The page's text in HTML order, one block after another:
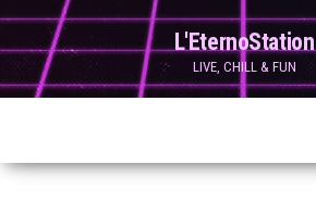
Skip
to
content
L'EternoStation
LIVE, CHILL & FUN